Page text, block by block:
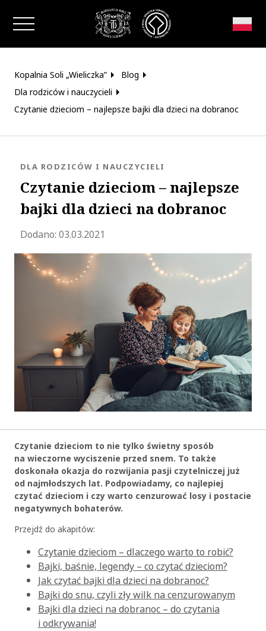
Zamknij okno
Kopalnia Soli „Wieliczka”
Blog
Dla rodziców i nauczycieli
Czytanie dzieciom – najlepsze bajki dla dzieci na dobranoc
Czytanie dzieciom – najlepsze
bajki dla dzieci na dobranoc
KATEGORIA:
DLA RODZICÓW I NAUCZYCIELI
Dodano: 03.03.2021
Czytanie dzieciom to nie tylko świetny sposób
na wieczorne wyciszenie przed snem. To także
doskonała okazja do rozwijania pasji czytelniczej już
od najmłodszych lat. Podpowiadamy, co najlepiej
czytać dzieciom i czy warto cenzurować losy i postacie
negatywnych bohaterów.
Przejdź do akapitów:
Czytanie dzieciom – dlaczego warto to robić?
Bajki, baśnie, legendy – co czytać dzieciom?
Jak czytać bajki dla dzieci na dobranoc?
Bajki do snu, czyli zły wilk na cenzurowanym
Bajki dla dzieci na dobranoc – do czytania
i odkrywania!